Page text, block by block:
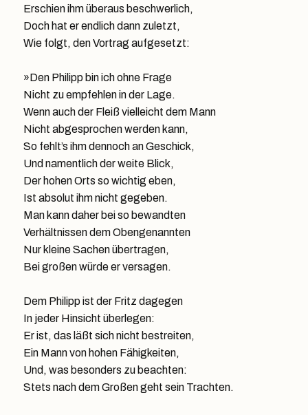
Erschien ihm überaus beschwerlich,
Doch hat er endlich dann zuletzt,
Wie folgt, den Vortrag aufgesetzt:
»Den Philipp bin ich ohne Frage
Nicht zu empfehlen in der Lage.
Wenn auch der Fleiß vielleicht dem Mann
Nicht abgesprochen werden kann,
So fehlt’s ihm dennoch an Geschick,
Und namentlich der weite Blick,
Der hohen Orts so wichtig eben,
Ist absolut ihm nicht gegeben.
Man kann daher bei so bewandten
Verhältnissen dem Obengenannten
Nur kleine Sachen übertragen,
Bei großen würde er versagen.
Dem Philipp ist der Fritz dagegen
In jeder Hinsicht überlegen:
Er ist, das läßt sich nicht bestreiten,
Ein Mann von hohen Fähigkeiten,
Und, was besonders zu beachten:
Stets nach dem Großen geht sein Trachten.